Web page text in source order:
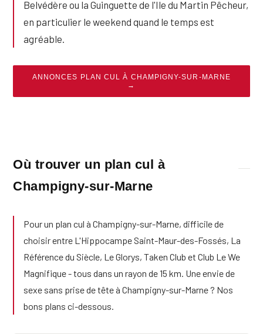
Belvédère ou la Guinguette de l'Ile du Martin Pêcheur,
en particulier le weekend quand le temps est
agréable.
ANNONCES PLAN CUL À CHAMPIGNY-SUR-MARNE
→
Où trouver un plan cul à
Champigny-sur-Marne
Pour un plan cul à Champigny-sur-Marne, difficile de
choisir entre L'Hippocampe Saint-Maur-des-Fossés, La
Référence du Siècle, Le Glorys, Taken Club et Club Le We
Magnifique - tous dans un rayon de 15 km. Une envie de
sexe sans prise de tête à Champigny-sur-Marne ? Nos
bons plans ci-dessous.